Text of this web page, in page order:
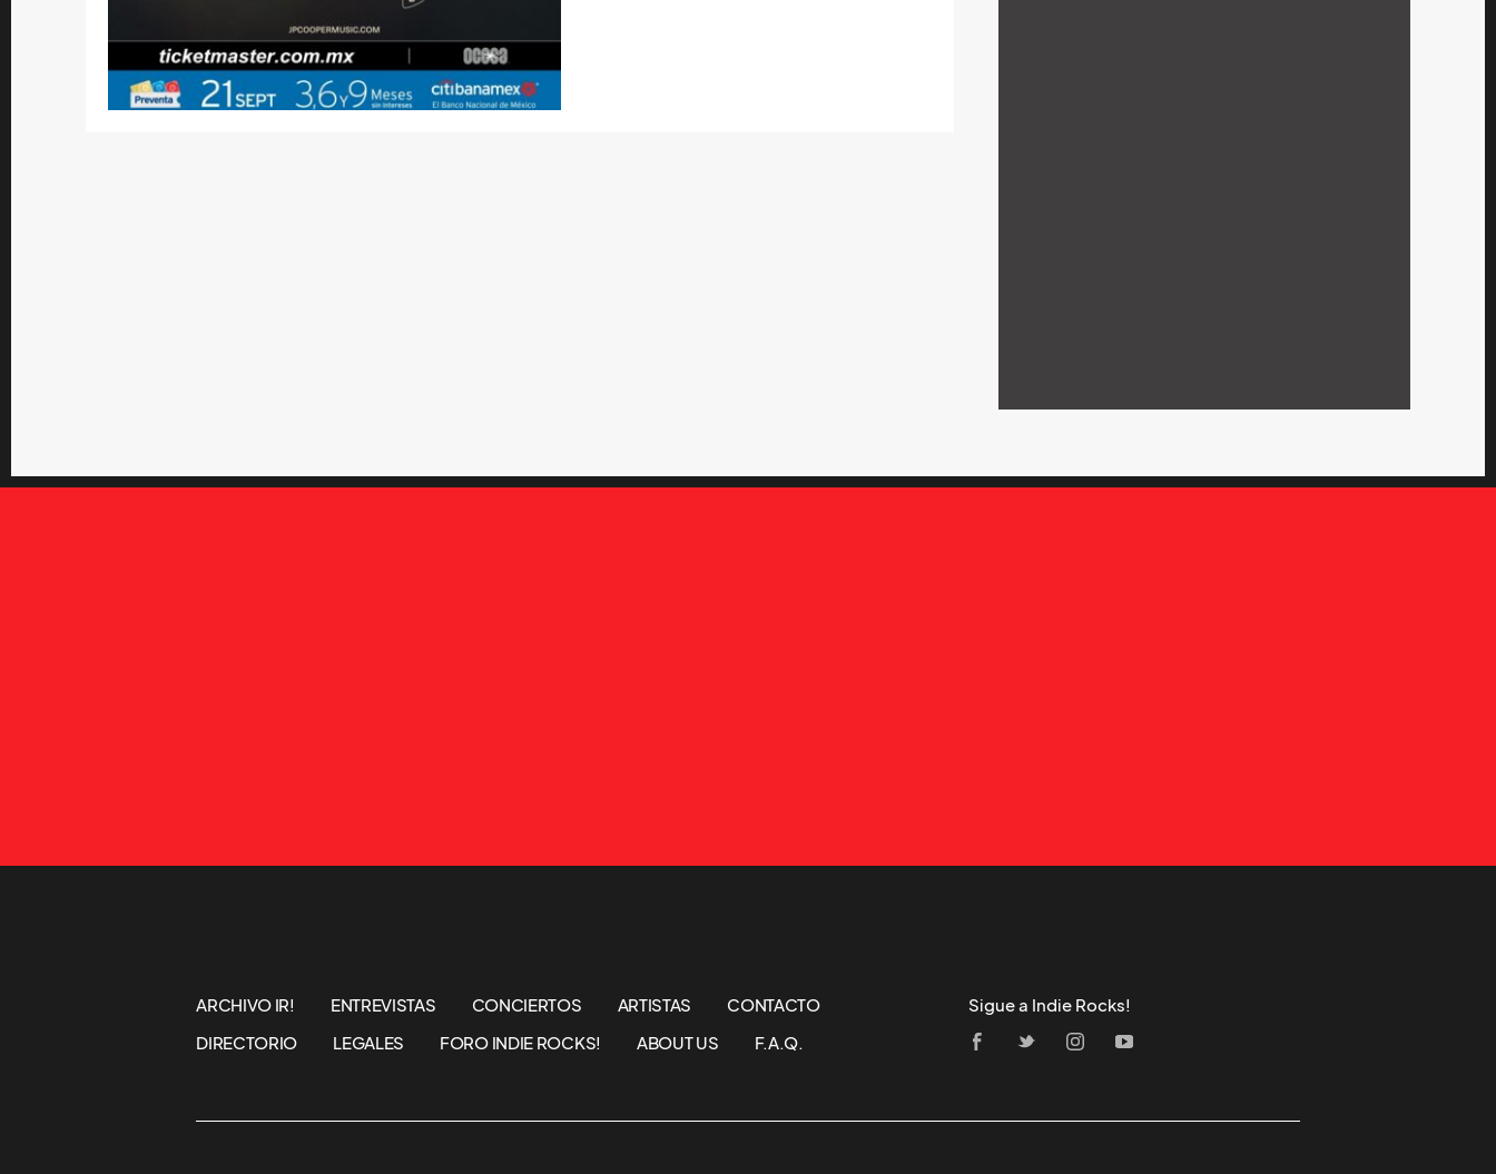
ARCHIVO IR! ENTREVISTAS CONCIERTOS ARTISTAS
CONTACTO
DIRECTORIO
LEGALES FORO INDIE ROCKS! ABOUT US F.A.Q.
Sigue a Indie Rocks!